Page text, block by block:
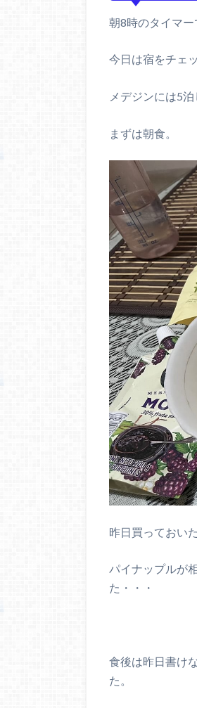
朝8時のタイマー
今日は宿をチェ
メデジンには5
まずは朝食。
昨日買っておい
パイナップルが
た・・・
食後は昨日書け
た。